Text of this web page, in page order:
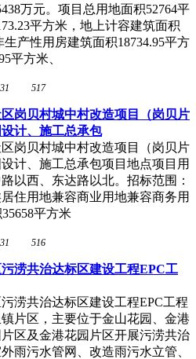
万元。项目总用地面积52764平
平方米，地上计容建筑面积
生产性用房建筑面积18734.95平方
平方米、
517
岗贝村城中村改造项目（岗贝片
计、施工总承包
岗贝村城中村改造项目（岗贝片
计、施工总承包项目地点项目用
以西、东达路以北。招标范围：
住用地兼容商业用地兼容商务用
平方米
516
涝共治达标区建设工程EPC工
涝共治达标区建设工程EPC工程
片区，主要位于金山花园、金港
区及金港花园片区开展污涝共治
雨污水管网、改造雨污水立管、